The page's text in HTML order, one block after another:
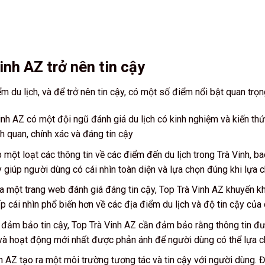
AZ trở nên tin cậy
du lịch, và để trở nên tin cậy, có một số điểm nổi bật quan
AZ có một đội ngũ đánh giá du lịch có kinh nghiệm và kiến
quan, chính xác và đáng tin cậy
loạt các thông tin về các điểm đến du lịch trong Trà Vinh,
người dùng có cái nhìn toàn diện và lựa chọn đúng khi lựa
trang web đánh giá đáng tin cậy, Top Trà Vinh AZ khuyến
cái nhìn phổ biến hơn về các địa điểm du lịch và độ tin cậy của
bảo tin cậy, Top Trà Vinh AZ cần đảm bảo rằng thông tin
hoạt động mới nhất được phản ánh để người dùng có thể lựa
AZ tạo ra một môi trường tương tác và tin cậy với người dùng.